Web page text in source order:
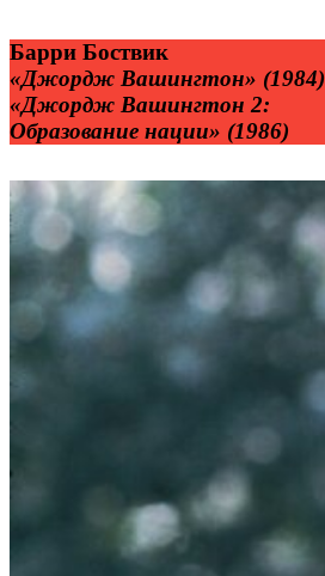
Барри Боствик
«Джордж Вашингтон» (1984)
«Джордж Вашингтон 2:
Образование нации» (1986)